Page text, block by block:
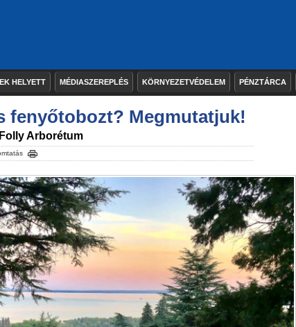
HELYETT MÉDIASZEREPLÉS KÖRNYEZETVÉDELEM PÉNZTÁRCA
fenyőtobozt? Megmutatjuk!
Arborétum